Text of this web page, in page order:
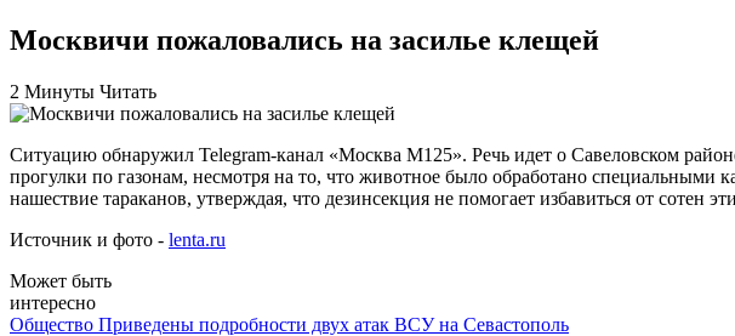
Москвичи пожаловались на засилье клещей
2 Минуты Читать
Ситуацию обнаружил Telegram-канал «Москва М125». Речь идет о Савеловском
прогулки по газонам, несмотря на то, что животное было обработано
нашествие тараканов, утверждая, что дезинсекция не помогает избавиться от сотен
Источник и фото - lenta.ru
Может быть
интересно
Общество Приведены подробности двух атак ВСУ на Севастополь